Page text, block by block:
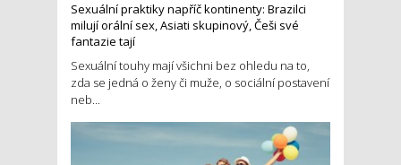
Sexuální praktiky napříč kontinenty: Brazilci
milují orální sex, Asiati skupinový, Češi své
fantazie tají
Sexuální touhy mají všichni bez ohledu na to,
zda se jedná o ženy či muže, o sociální postavení
neb...